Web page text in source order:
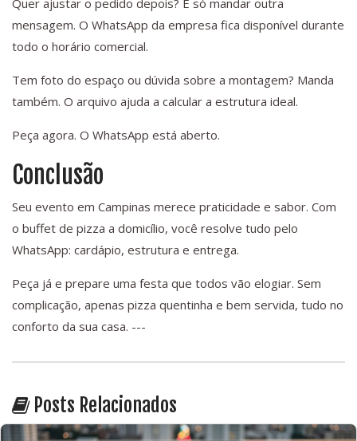
Quer ajustar o pedido depois? É só mandar outra
mensagem. O WhatsApp da empresa fica disponível durante
todo o horário comercial.
Tem foto do espaço ou dúvida sobre a montagem? Manda
também. O arquivo ajuda a calcular a estrutura ideal.
Peça agora. O WhatsApp está aberto.
Conclusão
Seu evento em Campinas merece praticidade e sabor. Com
o buffet de pizza a domicílio, você resolve tudo pelo
WhatsApp: cardápio, estrutura e entrega.
Peça já e prepare uma festa que todos vão elogiar. Sem
complicação, apenas pizza quentinha e bem servida, tudo no
conforto da sua casa. ---
Posts Relacionados